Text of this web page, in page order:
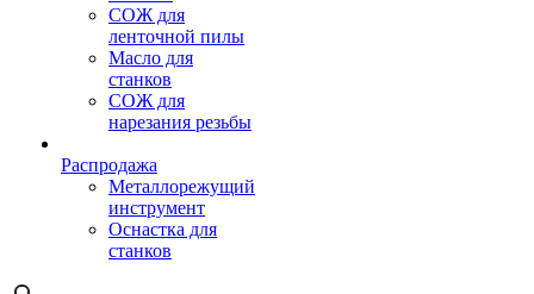
СОЖ для
ленточной пилы
Масло для
станков
СОЖ для
нарезания резьбы
Распродажа
Металлорежущий
инструмент
Оснастка для
станков